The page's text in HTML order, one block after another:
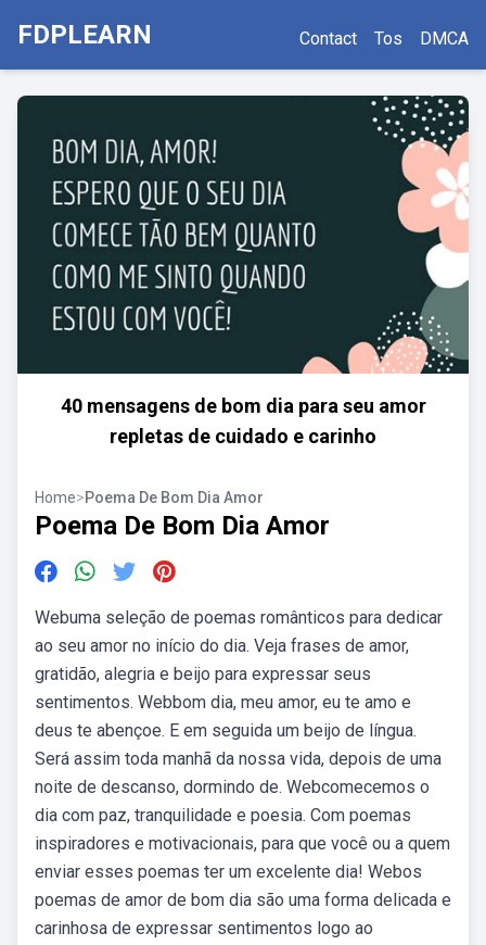
FDPLEARN Contact Tos DMCA
40 mensagens de bom dia para seu amor
repletas de cuidado e carinho
Home>Poema De Bom Dia Amor
Poema De Bom Dia Amor
Webuma seleção de poemas românticos para dedicar
ao seu amor no início do dia. Veja frases de amor,
gratidão, alegria e beijo para expressar seus
sentimentos. Webbom dia, meu amor, eu te amo e
deus te abençoe. E em seguida um beijo de língua.
Será assim toda manhã da nossa vida, depois de uma
noite de descanso, dormindo de. Webcomecemos o
dia com paz, tranquilidade e poesia. Com poemas
inspiradores e motivacionais, para que você ou a quem
enviar esses poemas ter um excelente dia! Webos
poemas de amor de bom dia são uma forma delicada e
carinhosa de expressar sentimentos logo ao